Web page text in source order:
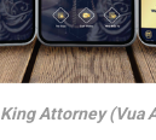
King Attorney (Vua